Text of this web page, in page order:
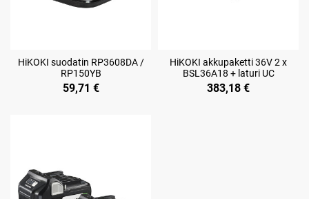
HiKOKI suodatin RP3608DA /
RP150YB
59,71 €
HiKOKI akkupaketti 36V 2 x
BSL36A18 + laturi UC
383,18 €